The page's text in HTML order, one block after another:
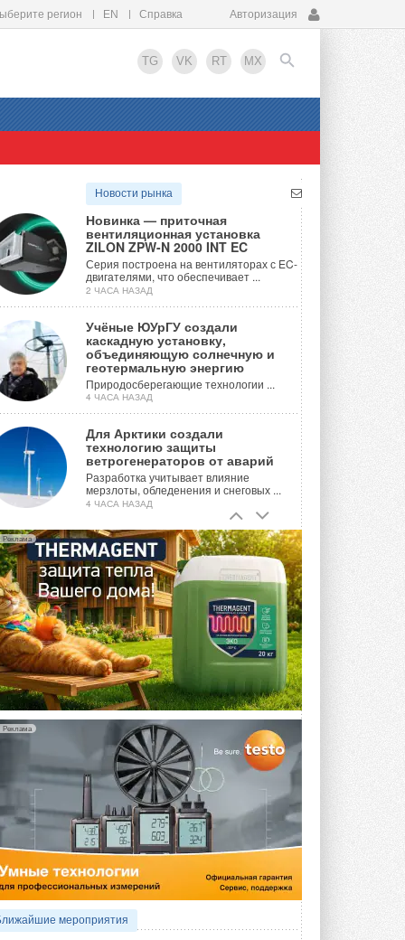
регион EN Справка Авторизация
TG VK RT MX
EN
Новости рынка
Новинка — приточная
вентиляционная установка
ZILON ZPW-N 2000 INT EC
Серия построена на вентиляторах с EC-
двигателями, что обеспечивает ...
2 ЧАСА НАЗАД
Учёные ЮУрГУ создали
каскадную установку,
объединяющую солнечную и
геотермальную энергию
Природосберегающие технологии ...
4 ЧАСА НАЗАД
Для Арктики создали
технологию защиты
ветрогенераторов от аварий
Разработка учитывает влияние
мерзлоты, обледенения и снеговых ...
4 ЧАСА НАЗАД
Гибридный тепловой насос PV/T
с одним общим испарителем
Исследователи предложили
конструкцию двухисточникового ...
ВЧЕРА
21-й ежегодный форум
«ЦОД-2026»
Мероприятие пройдет 2-3 сентября в
отеле Radisson Slavyanskaya. Форум
посетит более двух тысяч участников ...
ВЧЕРА
Китайская Shenling представила
линейку тепловых насосов
«воздух-вода» на R290
Серия ThermaX R290 All-In-One
включает три модели ...
4 АВГУСТА 2026
Тепловые насосы в связке с
солнечной генерацией и
накопителем снижают
потребление на 60%
Исследователи из Италии установили ...
4 АВГУСТА 2026
Реклама
Реклама
мероприятия